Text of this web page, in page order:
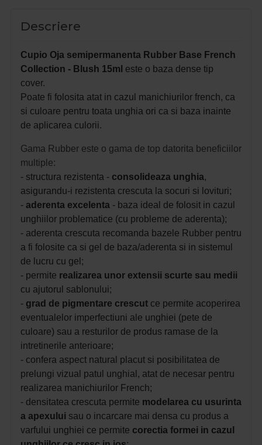
Descriere
Cupio Oja semipermanenta Rubber Base French
Collection - Blush 15ml este o baza dense tip
cover.
Poate fi folosita atat in cazul manichiurilor french, ca
si culoare pentru toata unghia ori ca si baza inainte
de aplicarea culorii.
Gama Rubber este o gama de top datorita beneficiilor
multiple:
- structura rezistenta - consolideaza unghia,
asigurandu-i rezistenta crescuta la socuri si lovituri;
- aderenta excelenta - baza ideal de folosit in cazul
unghiilor problematice (cu probleme de aderenta);
- aderenta crescuta recomanda bazele Rubber pentru
a fi folosite ca si gel de baza/aderenta si in sistemul
de lucru cu gel;
- permite realizarea unor extensii scurte sau medii
cu ajutorul sablonului;
- grad de pigmentare crescut ce permite acoperirea
eventualelor imperfectiuni ale unghiei (pete de
culoare) sau a resturilor de produs ramase de la
intretinerile anterioare;
- confera aspect natural placut si posibilitatea de
prelungi vizual patul unghial, atat de necesar pentru
realizarea manichiurilor French;
- densitatea crescuta permite modelarea cu usurinta
a apexului sau o incarcare mai densa cu produs a
varfului unghiei ce permite corectia formei in cazul